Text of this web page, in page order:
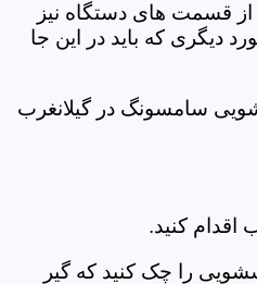
قسمت های دستگاه نیز
دیگری که باید در این جا
سامسونگ در گیلانغرب
کنید.
را چک کنید که گیر